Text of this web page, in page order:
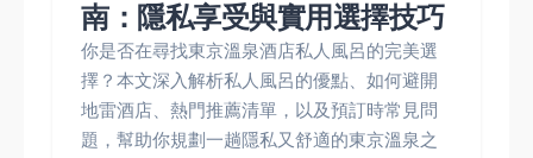
南：隱私享受與實用選擇技巧
你是否在尋找東京溫泉酒店私人風呂的完美選
擇？本文深入解析私人風呂的優點、如何避開
地雷酒店、熱門推薦清單，以及預訂時常見問
題，幫助你規劃一趟隱私又舒適的東京溫泉之